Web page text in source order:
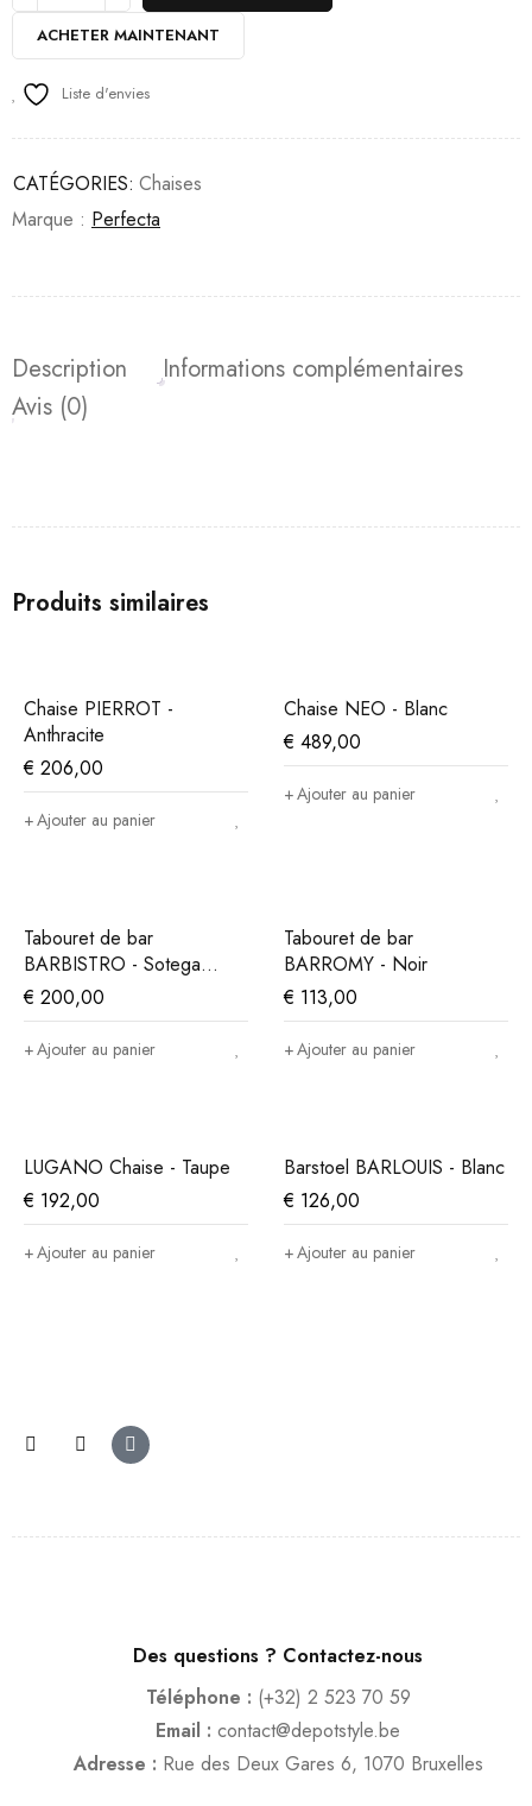
ACHETER MAINTENANT
Liste d'envies
CATÉGORIES: Chaises
Marque : Perfecta
Description
Informations complémentaires
Avis (0)
Produits similaires
Chaise PIERROT -
Anthracite
€ 206,00
Ajouter au panier
Chaise NEO - Blanc
€ 489,00
Ajouter au panier
Tabouret de bar
BARBISTRO - Sotega
Fuchs Gold
€ 200,00
Ajouter au panier
Tabouret de bar
BARROMY - Noir
€ 113,00
Ajouter au panier
LUGANO Chaise - Taupe
€ 192,00
Ajouter au panier
Barstoel BARLOUIS - Blanc
€ 126,00
Ajouter au panier
Des questions ? Contactez-nous
Téléphone : (+32) 2 523 70 59
Email : contact@depotstyle.be
Adresse : Rue des Deux Gares 6, 1070 Bruxelles